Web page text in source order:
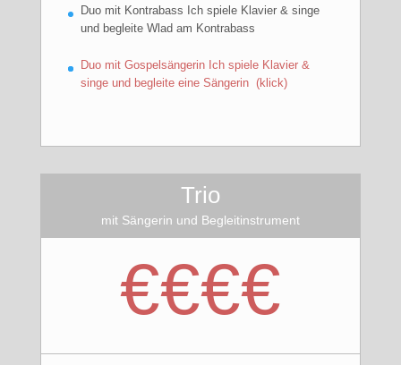
Duo mit Kontrabass Ich spiele Klavier & singe
und begleite Wlad am Kontrabass
Duo mit Gospelsängerin Ich spiele Klavier &
singe und begleite eine Sängerin (klick)
Trio
mit Sängerin und Begleitinstrument
€€€€